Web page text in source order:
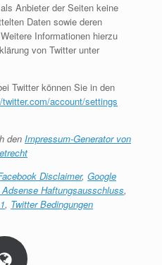
Anbieter der Seiten keine
Daten sowie deren
Informationen hierzu
von Twitter unter
Twitter können Sie in den
twitter.com/account/settings
den Impressum-Generator von
Disclaimer, Google
Haftungsausschluss,
, Twitter Bedingungen